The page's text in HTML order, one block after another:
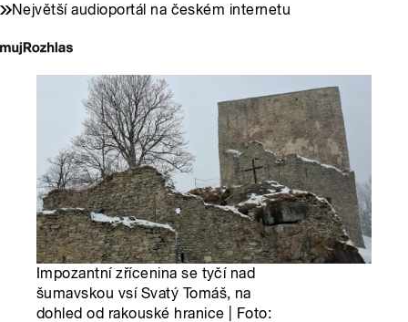
Největší audioportál na českém internetu
Impozantní zřícenina se tyčí nad
šumavskou vsí Svatý Tomáš, na
dohled od rakouské hranice | Foto: